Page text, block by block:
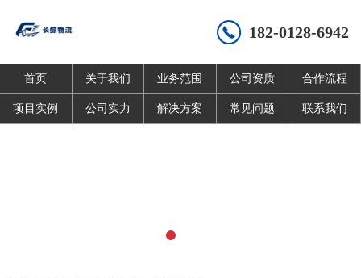
182-0128-6942
首页 关于我们 业务范围 公司资质 合作流程
项目实例 公司实力 解决方案 常见问题 联系我们